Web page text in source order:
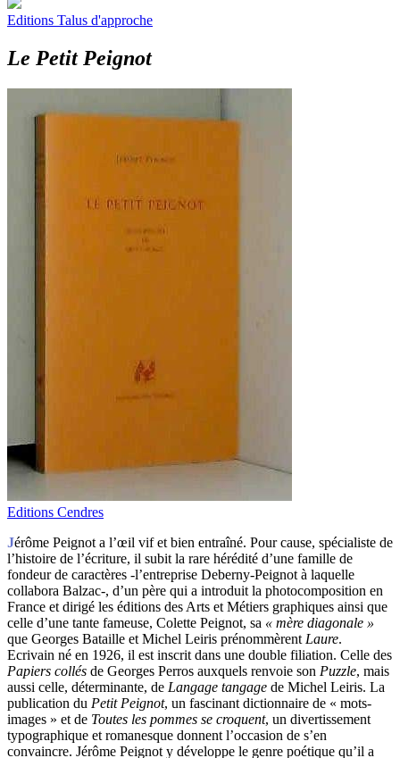
Editions Talus d'approche
Le Petit Peignot
Editions Cendres
Jérôme Peignot a l’œil vif et bien entraîné. Pour cause, spécialiste de
l’histoire de l’écriture, il subit la rare hérédité d’une famille de
fondeur de caractères -l’entreprise Deberny-Peignot à laquelle
collabora Balzac-, d’un père qui a introduit la photocomposition en
France et dirigé les éditions des Arts et Métiers graphiques ainsi que
celle d’une tante fameuse, Colette Peignot, sa « mère diagonale »
que Georges Bataille et Michel Leiris prénommèrent Laure.
Ecrivain né en 1926, il est inscrit dans une double filiation. Celle des
Papiers collés de Georges Perros auxquels renvoie son Puzzle, mais
aussi celle, déterminante, de Langage tangage de Michel Leiris. La
publication du Petit Peignot, un fascinant dictionnaire de « mots-
images » et de Toutes les pommes se croquent, un divertissement
typographique et romanesque donnent l’occasion de s’en
convaincre. Jérôme Peignot y développe le genre poétique qu’il a